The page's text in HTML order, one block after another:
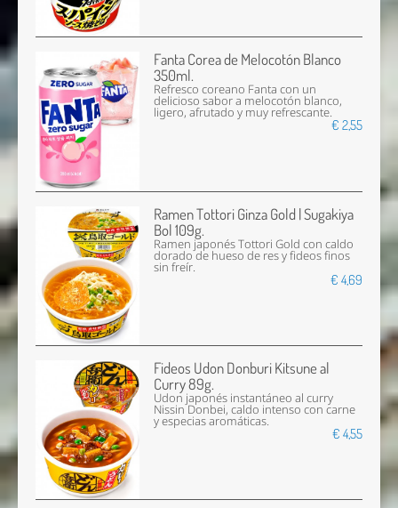
Fanta Corea de Melocotón Blanco
350ml.
Refresco coreano Fanta con un
delicioso sabor a melocotón blanco,
ligero, afrutado y muy refrescante.
€ 2,55
Ramen Tottori Ginza Gold | Sugakiya
Bol 109g.
Ramen japonés Tottori Gold con caldo
dorado de hueso de res y fideos finos
sin freír.
€ 4,69
Fideos Udon Donburi Kitsune al
Curry 89g.
Udon japonés instantáneo al curry
Nissin Donbei, caldo intenso con carne
y especias aromáticas.
€ 4,55